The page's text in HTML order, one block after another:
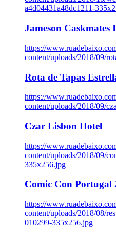
a4d04431a48dc1211-
Jameson Caskmates
https://
content/uploads/2018/09/
Rota de Tapas
https://
content/uploads/2018/09/
Czar Lisbon Hotel
https://
content/uploads/2018/09/
335x256.jpg
Comic Con Portugal
https://
content/uploads/2018/08/
010299-335x256.jpg